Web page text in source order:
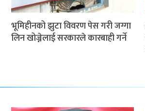
भूमिहीनको झुटा विवरण पेस गरी जग्गा
लिन खोज्नेलाई सरकारले कारबाही गर्ने